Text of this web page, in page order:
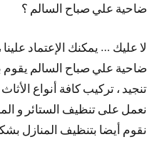
ضاحية علي صباح السالم ؟
لا عليك … يمكنك الإعتماد
ضاحية علي صباح السالم يقوم
تنجيد ، تركيب كافة أنواع الأثاث
نعمل على تنظيف الستائر و
نقوم أيضا بتنظيف المنازل